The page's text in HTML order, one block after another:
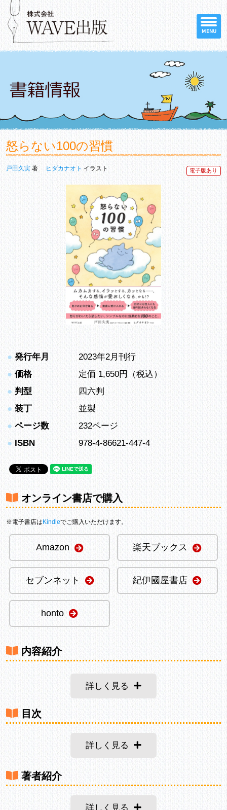
MENU
怒らない100の習慣
戸田久実 著 ヒダカナオト イラスト 電子版あり
● 発行年月
2023年2月刊行
● 価格
定価 1,650円（税込）
● 判型
四六判
● 装丁
並製
● ページ数
232ページ
● ISBN 978-4-86621-447-4
オンライン書店で購入
※電子書店は Kindleでご購入いただけます。
Amazon 楽天ブックス
セブンネット 紀伊國屋書店
honto
内容紹介
詳しく見る
目次
詳しく見る
著者紹介
詳しく見る